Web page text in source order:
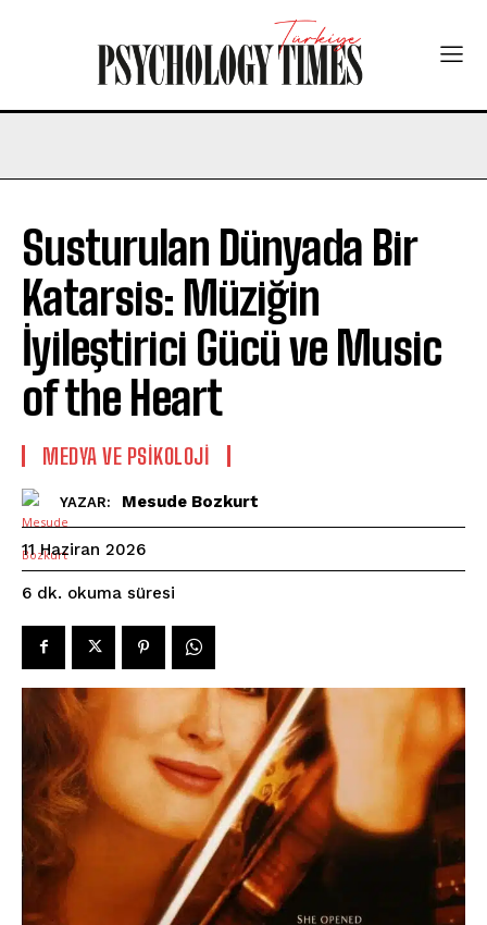
Susturulan Dünyada Bir
Katarsis: Müziğin
İyileştirici Gücü ve Music
of the Heart
MEDYA VE PSIKOLOJI
YAZAR: Mesude Bozkurt
11 Haziran 2026
6 dk. okuma süresi